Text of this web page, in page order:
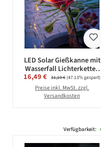
LED Solar Gießkanne mit
Wasserfall Lichterkette -
Rotes Solarglas mit Kolibri
- H: 80cm - Sensor
Verkaufspreis:
16,49 € Regulärer Preis:
31,19 €(47.13% gespart)
Preise inkl. MwSt. zzgl.
Versandkosten
Verfügbarkeit: